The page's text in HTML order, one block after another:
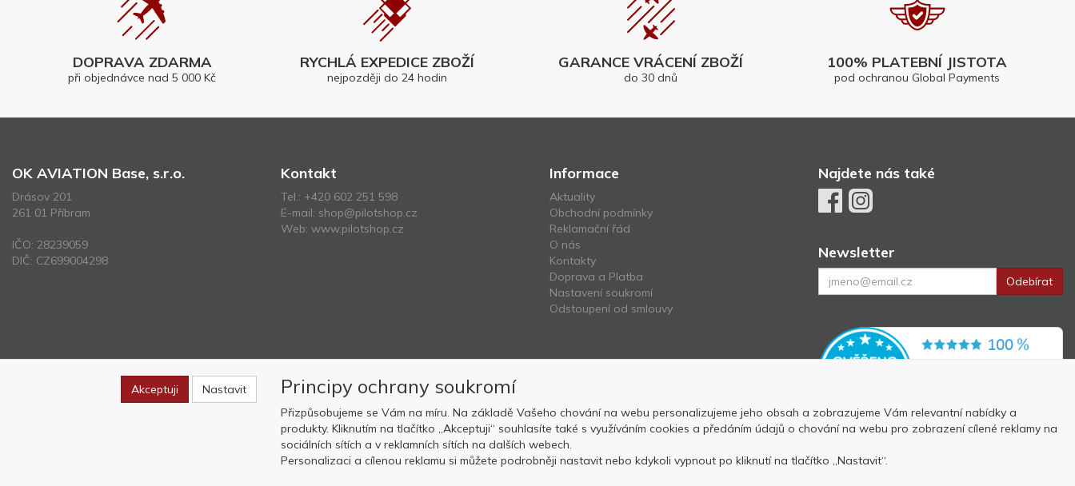
DOPRAVA ZDARMA
při objednávce nad 5 000 Kč
RYCHLÁ EXPEDICE ZBOŽÍ
nejpozději do 24 hodin
GARANCE VRÁCENÍ ZBOŽÍ
do 30 dnů
100% PLATEBNÍ JISTOTA
pod ochranou Global Payments
OK AVIATION Base, s.r.o.
Drásov 201
261 01 Příbram
IČO: 28239059
DIČ: CZ699004298
Kontakt
Tel.: +420 602 251 598
E-mail: shop@pilotshop.cz
Web: www.pilotshop.cz
Informace
Aktuality
Obchodní podmínky
Reklamační řád
O nás
Kontakty
Doprava a Platba
Nastavení soukromí
Odstoupení od smlouvy
Najdete nás také
Newsletter
Odebírat
Copyright © OK AVIATION Base, s.r.o. 2022, powered by ABRA E-shop
Akceptuji Nastavit Principy ochrany soukromí
Přizpůsobujeme se Vám na míru. Na základě Vašeho chování na webu personalizujeme jeho obsah a zobrazujeme Vám relevantní nabídky a
produkty. Kliknutím na tlačítko „Akceptuji“ souhlasíte také s využíváním cookies a předáním údajů o chování na webu pro zobrazení cílené reklamy na
sociálních sítích a v reklamních sítích na dalších webech.
Personalizaci a cílenou reklamu si můžete podrobněji nastavit nebo kdykoli vypnout po kliknutí na tlačítko „Nastavit“.